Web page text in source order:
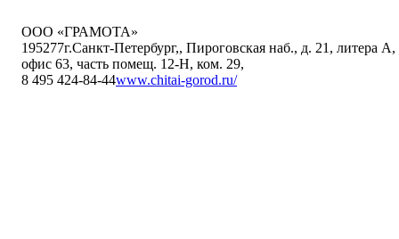
ООО «ГРАМОТА»
195277г.Санкт-Петербург,, Пироговская наб., д. 21, литера А,
офис 63, часть помещ. 12-Н, ком. 29,
8 495 424-84-44www.chitai-gorod.ru/